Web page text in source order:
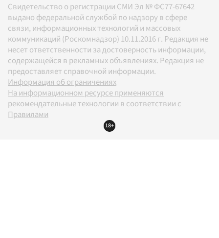
Свидетельство о регистрации СМИ Эл № ФС77-67642
выдано федеральной службой по надзору в сфере
связи, информационных технологий и массовых
коммуникаций (Роскомнадзор) 10.11.2016 г. Редакция не
несет ответственности за достоверность информации,
содержащейся в рекламных объявлениях. Редакция не
предоставляет справочной информации.
Информация об ограничениях
На информационном ресурсе применяются
рекомендательные технологии в соответствии с
Правилами
18+